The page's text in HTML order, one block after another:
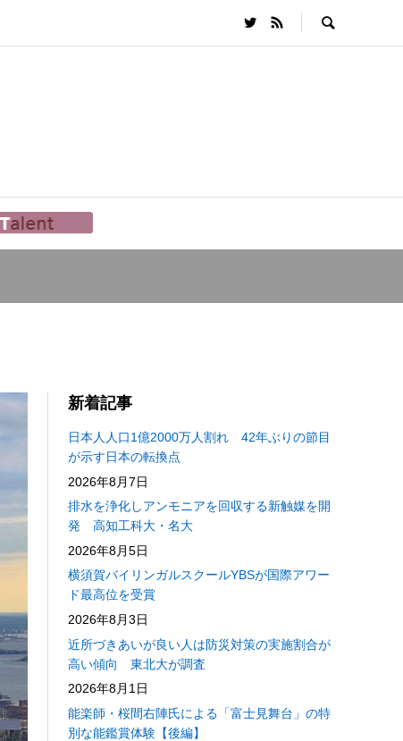
新着記事
日本人人口1億2000万人割れ 42年ぶりの節目
が示す日本の転換点
2026年8月7日
排水を浄化しアンモニアを回収する新触媒を開
発 高知工科大・名大
2026年8月5日
横須賀バイリンガルスクールYBSが国際アワー
ド最高位を受賞
2026年8月3日
近所づきあいが良い人は防災対策の実施割合が
高い傾向 東北大が調査
2026年8月1日
能楽師・桜間右陣氏による「富士見舞台」の特
別な能鑑賞体験【後編】